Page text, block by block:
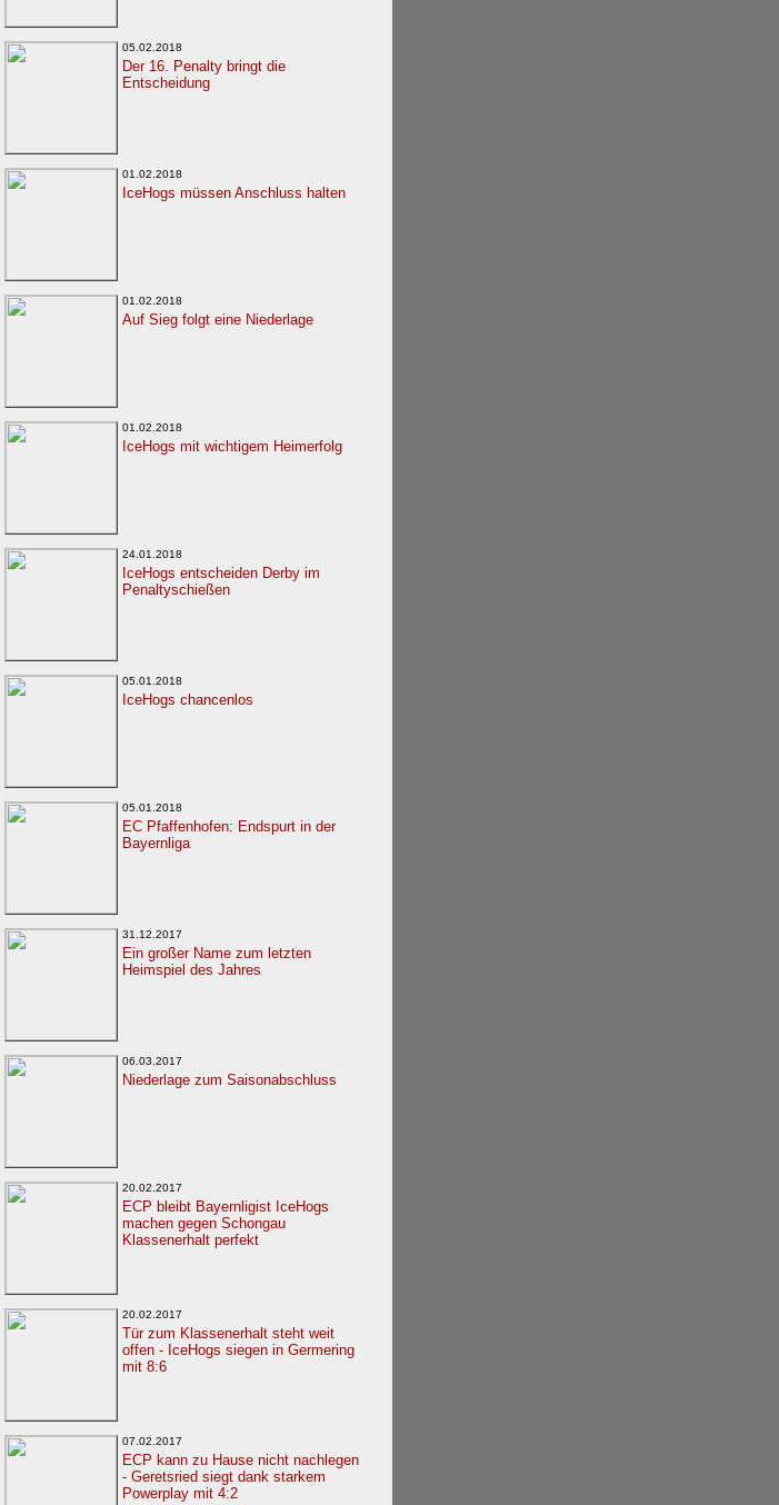
05.02.2018
Der 16. Penalty bringt die
Entscheidung
01.02.2018
IceHogs müssen Anschluss halten
01.02.2018
Auf Sieg folgt eine Niederlage
01.02.2018
IceHogs mit wichtigem Heimerfolg
24.01.2018
IceHogs entscheiden Derby im
Penaltyschießen
05.01.2018
IceHogs chancenlos
05.01.2018
EC Pfaffenhofen: Endspurt in der
Bayernliga
31.12.2017
Ein großer Name zum letzten
Heimspiel des Jahres
06.03.2017
Niederlage zum Saisonabschluss
20.02.2017
ECP bleibt Bayernligist IceHogs
machen gegen Schongau
Klassenerhalt perfekt
20.02.2017
Tür zum Klassenerhalt steht weit
offen - IceHogs siegen in Germering
mit 8:6
07.02.2017
ECP kann zu Hause nicht nachlegen
- Geretsried siegt dank starkem
Powerplay mit 4:2